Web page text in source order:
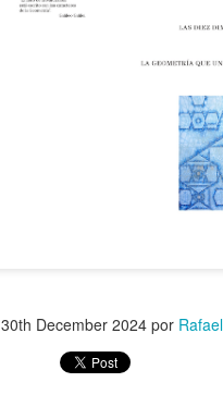
30th December 2024 por